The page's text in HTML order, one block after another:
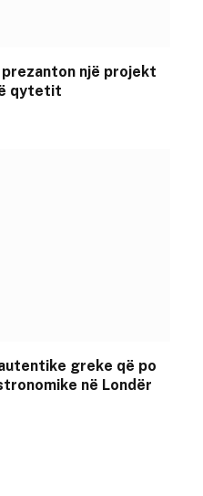
një projekt
qytetit
greke që po
në Londër